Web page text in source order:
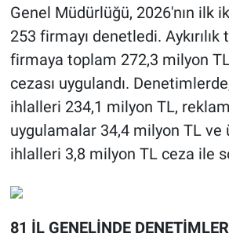
Genel Müdürlüğü, 2026'nın ilk
253 firmayı denetledi.
firmaya toplam 272,3 milyon
cezası uygulandı.
ihlalleri 234,1 milyon TL,
uygulamalar 34,4 milyon TL ve
ihlalleri 3,8 milyon TL ceza ile
81 İL GENELİNDE DENETİMLER